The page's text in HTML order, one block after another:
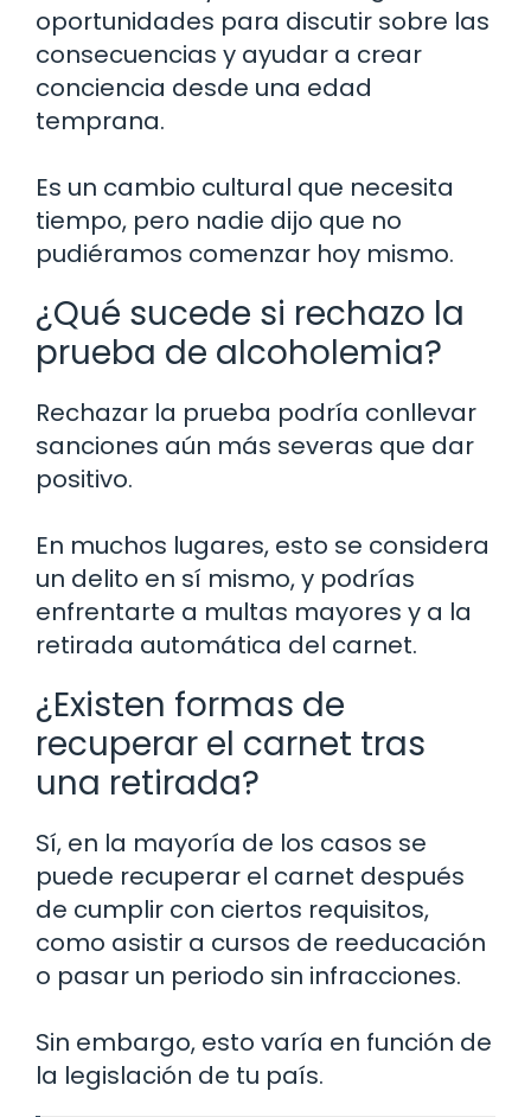
oportunidades para discutir sobre las
consecuencias y ayudar a crear
conciencia desde una edad
temprana.
Es un cambio cultural que necesita
tiempo, pero nadie dijo que no
pudiéramos comenzar hoy mismo.
¿Qué sucede si rechazo la
prueba de alcoholemia?
Rechazar la prueba podría conllevar
sanciones aún más severas que dar
positivo.
En muchos lugares, esto se considera
un delito en sí mismo, y podrías
enfrentarte a multas mayores y a la
retirada automática del carnet.
¿Existen formas de
recuperar el carnet tras
una retirada?
Sí, en la mayoría de los casos se
puede recuperar el carnet después
de cumplir con ciertos requisitos,
como asistir a cursos de reeducación
o pasar un periodo sin infracciones.
Sin embargo, esto varía en función de
la legislación de tu país.